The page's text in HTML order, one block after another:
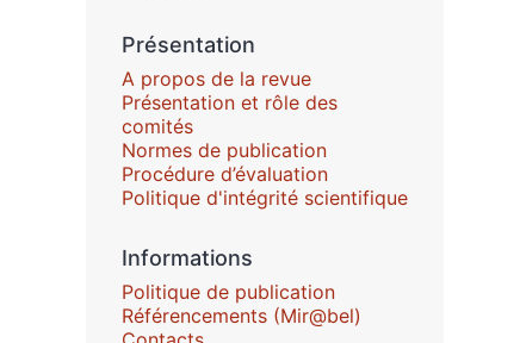
Présentation
A propos de la revue
Présentation et rôle des
comités
Normes de publication
Procédure d’évaluation
Politique d'intégrité scientifique
Informations
Politique de publication
Référencements (Mir@bel)